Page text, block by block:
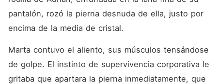
pantalón, rozó la pierna desnuda de ella, justo por
encima de la media de cristal.
Marta contuvo el aliento, sus músculos tensándose
de golpe. El instinto de supervivencia corporativa le
gritaba que apartara la pierna inmediatamente, que